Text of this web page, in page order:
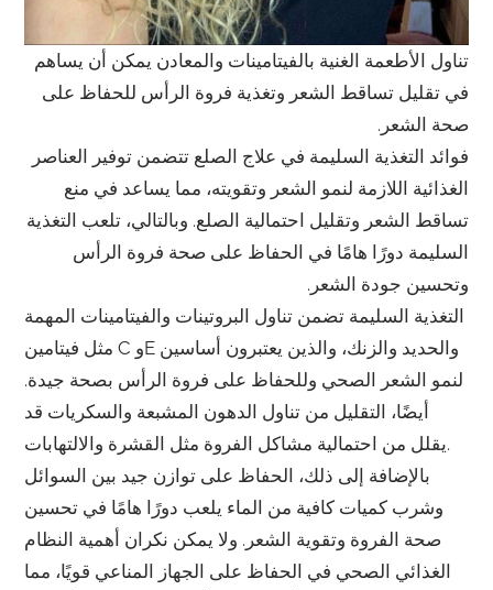
تناول الأطعمة الغنية بالفيتامينات والمعادن يمكن أن يساهم
في تقليل تساقط الشعر وتغذية فروة الرأس للحفاظ على
صحة الشعر.
فوائد التغذية السليمة في علاج الصلع تتضمن توفير العناصر
الغذائية اللازمة لنمو الشعر وتقويته، مما يساعد في منع
تساقط الشعر وتقليل احتمالية الصلع. وبالتالي، تلعب التغذية
السليمة دورًا هامًا في الحفاظ على صحة فروة الرأس
وتحسين جودة الشعر.
التغذية السليمة تضمن تناول البروتينات والفيتامينات المهمة
مثل فيتامين C وE والحديد والزنك، والذين يعتبرون أساسين
لنمو الشعر الصحي وللحفاظ على فروة الرأس بصحة جيدة.
أيضًا، التقليل من تناول الدهون المشبعة والسكريات قد
يقلل من احتمالية مشاكل الفروة مثل القشرة والالتهابات.
بالإضافة إلى ذلك، الحفاظ على توازن جيد بين السوائل
وشرب كميات كافية من الماء يلعب دورًا هامًا في تحسين
صحة الفروة وتقوية الشعر. ولا يمكن نكران أهمية النظام
الغذائي الصحي في الحفاظ على الجهاز المناعي قويًا، مما